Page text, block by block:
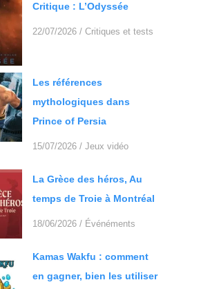
Critique : L’Odyssée
22/07/2026 / Critiques et tests
Les références
mythologiques dans
Prince of Persia
15/07/2026 / Jeux vidéo
La Grèce des héros, Au
temps de Troie à Montréal
18/06/2026 / Événéments
Kamas Wakfu : comment
en gagner, bien les utiliser